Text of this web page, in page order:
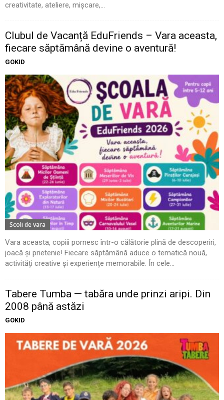
creativitate, ateliere, mișcare,...
Clubul de Vacanță EduFriends – Vara aceasta,
fiecare săptămână devine o aventură!
GOKID
Scoli de vara
Vara aceasta, copiii pornesc într-o călătorie plină de descoperiri,
joacă și prietenie! Fiecare săptămână aduce o tematică nouă,
activități creative și experiențe memorabile. În cele...
Tabere Tumba — tabăra unde prinzi aripi. Din
2008 până astăzi
GOKID